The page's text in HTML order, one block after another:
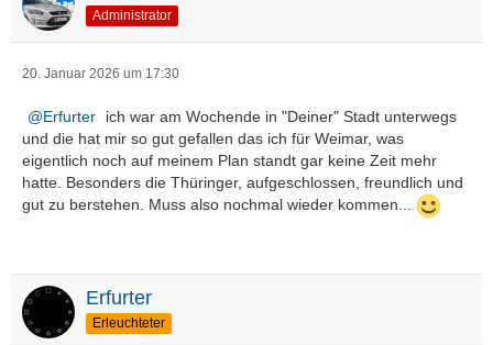
Administrator
20. Januar 2026 um 17:30
Erfurter
ich war am Wochende in "Deiner" Stadt unterwegs
und die hat mir so gut gefallen das ich für Weimar, was
eigentlich noch auf meinem Plan standt gar keine Zeit mehr
hatte. Besonders die Thüringer, aufgeschlossen, freundlich und
gut zu berstehen. Muss also nochmal wieder kommen...
Erfurter
Erleuchteter